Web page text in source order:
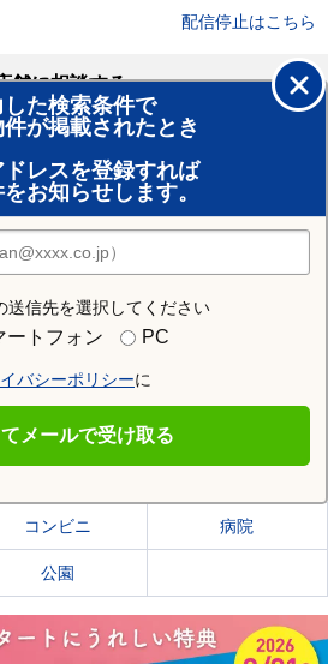
配信停止はこちら
した検索条件で
が掲載されたとき
レスを登録すれば
お知らせします。
送信先を選択してください
ートフォン PC
バシーポリシーに
メールで受け取る
舗に相談する
の情報を見る
コンビニ 病院
公園